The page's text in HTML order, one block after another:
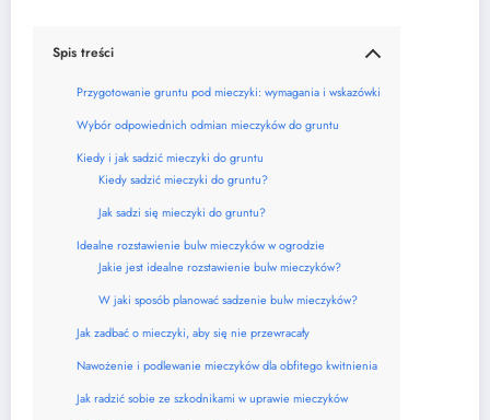
Spis treści
Przygotowanie gruntu pod mieczyki: wymagania i wskazówki
Wybór odpowiednich odmian mieczyków do gruntu
Kiedy i jak sadzić mieczyki do gruntu
Kiedy sadzić mieczyki do gruntu?
Jak sadzi się mieczyki do gruntu?
Idealne rozstawienie bulw mieczyków w ogrodzie
Jakie jest idealne rozstawienie bulw mieczyków?
W jaki sposób planować sadzenie bulw mieczyków?
Jak zadbać o mieczyki, aby się nie przewracały
Nawożenie i podlewanie mieczyków dla obfitego kwitnienia
Jak radzić sobie ze szkodnikami w uprawie mieczyków